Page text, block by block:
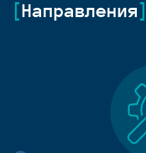
Направления